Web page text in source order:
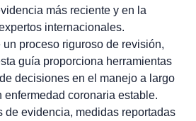
más reciente y en la
internacionales.
proceso riguroso de revisión,
guía proporciona herramientas
decisiones en el manejo a largo
enfermedad coronaria estable.
de evidencia, medidas reportadas